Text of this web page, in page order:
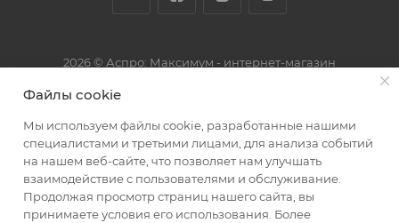
2026 © Аспро: Максимум - интернет-магазин
Файлы cookie
Мы используем файлы cookie, разработанные нашими
специалистами и третьими лицами, для анализа событий
на нашем веб-сайте, что позволяет нам улучшать
взаимодействие с пользователями и обслуживание.
Продолжая просмотр страниц нашего сайта, вы
принимаете условия его использования. Более